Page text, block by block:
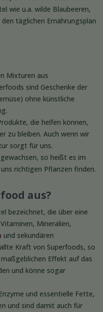
wie u.a. wilde Blaubeeren,
täglichen Ernährungsplan
Mixturen aus
sind Geschenke der
ohne künstliche
die helfen können,
zu bleiben. Auch wenn wir
sorgt für uns.
so heißt es im
richtigen Pflanzen finden.
aus?
bezeichnet, die über eine
Mineralien,
und sekundären
Kraft von Superfoods, so
Effekt auf das
und könne sogar
und essentielle Fette,
und sind damit auch für